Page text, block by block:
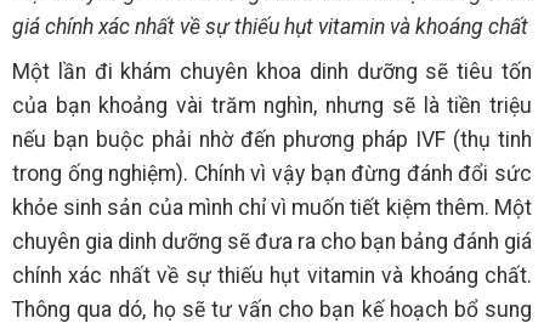
giá chính xác nhất về sự thiếu hụt vitamin và khoáng chất
Một lần đi khám chuyên khoa dinh dưỡng sẽ tiêu tốn
của bạn khoảng vài trăm nghìn, nhưng sẽ là tiền triệu
nếu bạn buộc phải nhờ đến phương pháp IVF (thụ tinh
trong ống nghiệm). Chính vì vậy bạn đừng đánh đổi sức
khỏe sinh sản của mình chỉ vì muốn tiết kiệm thêm. Một
chuyên gia dinh dưỡng sẽ đưa ra cho bạn bảng đánh giá
chính xác nhất về sự thiếu hụt vitamin và khoáng chất.
Thông qua dó, họ sẽ tư vấn cho bạn kế hoạch bổ sung